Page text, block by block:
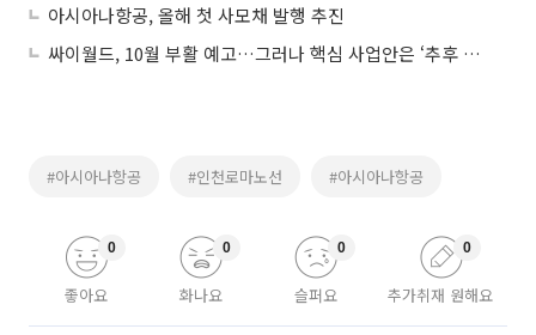
아시아나항공, 올해 첫 사모채 발행 추진
싸이월드, 10월 부활 예고…그러나 핵심 사업안은 ‘추후 공개’
#아시아나항공 #인천로마노선 #아시아나항공
좋아요
0
화나요
0
슬퍼요
0
추가취재 원해요
0